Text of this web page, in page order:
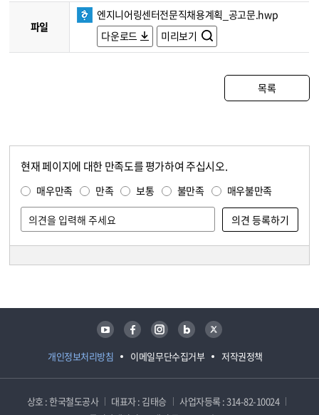
파일
엔지니어링센터전문직채용계획_공고문.hwp
다운로드
미리보기
목록
현재 페이지에 대한 만족도를 평가하여 주십시오.
매우만족 만족 보통 불만족 매우불만족
개인정보처리방침 이메일무단수집거부 저작권정책
유튜브 페이스북 인스타그램 블로그 트위터
상호 : 한국철도공사 대표자 : 김태승
사업자등록 : 314-82-10024